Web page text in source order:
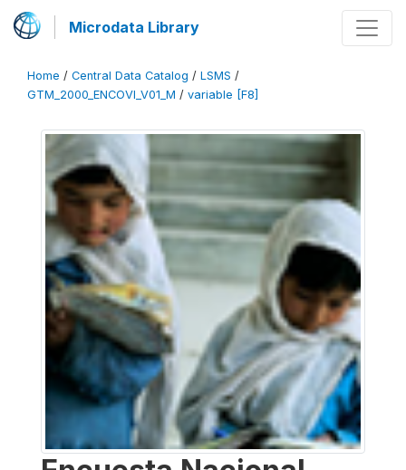
Microdata Library
Home / Central Data Catalog / LSMS /
GTM_2000_ENCOVI_V01_M / variable [F8]